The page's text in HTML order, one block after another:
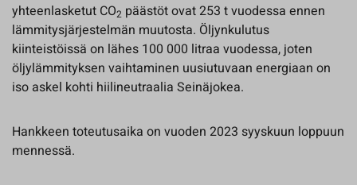
yhteenlasketut CO2 päästöt ovat 253 t vuodessa ennen
lämmitysjärjestelmän muutosta. Öljynkulutus
kiinteistöissä on lähes 100 000 litraa vuodessa, joten
öljylämmityksen vaihtaminen uusiutuvaan energiaan on
iso askel kohti hiilineutraalia Seinäjokea.
Hankkeen toteutusaika on vuoden 2023 syyskuun loppuun
mennessä.